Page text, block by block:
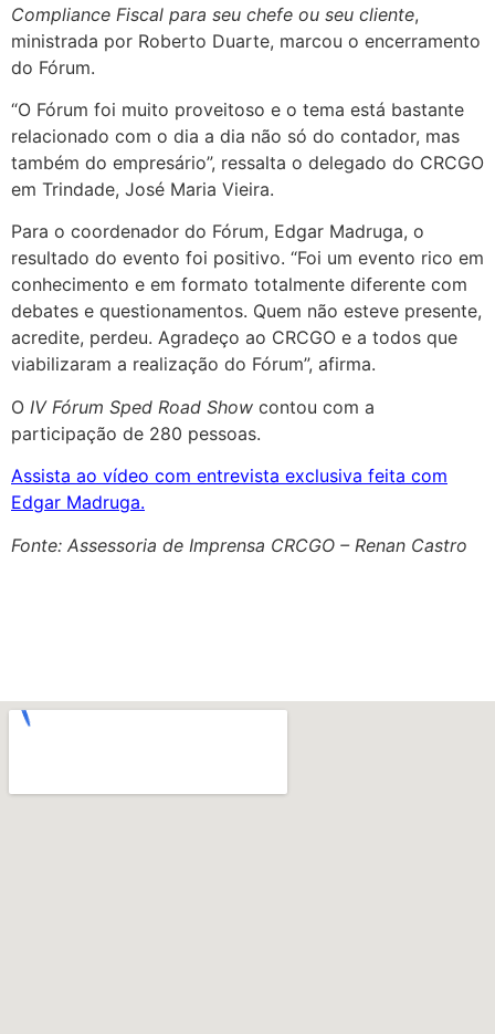
Compliance Fiscal para seu chefe ou seu cliente,
ministrada por Roberto Duarte, marcou o encerramento
do Fórum.
“O Fórum foi muito proveitoso e o tema está bastante
relacionado com o dia a dia não só do contador, mas
também do empresário”, ressalta o delegado do CRCGO
em Trindade, José Maria Vieira.
Para o coordenador do Fórum, Edgar Madruga, o
resultado do evento foi positivo. “Foi um evento rico em
conhecimento e em formato totalmente diferente com
debates e questionamentos. Quem não esteve presente,
acredite, perdeu. Agradeço ao CRCGO e a todos que
viabilizaram a realização do Fórum”, afirma.
O IV Fórum Sped Road Show contou com a
participação de 280 pessoas.
Assista ao vídeo com entrevista exclusiva feita com
Edgar Madruga.
Fonte: Assessoria de Imprensa CRCGO – Renan Castro